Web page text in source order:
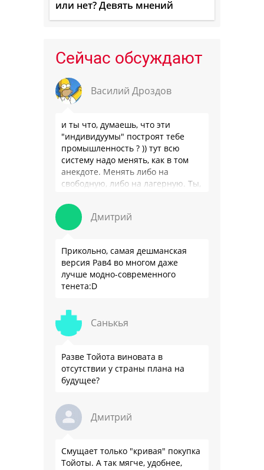
или нет? Девять мнений
Сейчас обсуждают
Василий Дроздов
и ты что, думаешь, что эти
"индивидуумы" построят тебе
промышленность ? )) тут всю
систему надо менять, как в том
анекдоте. Менять либо на
свободную, либо на лагерную. Ты,
Дмитрий
Прикольно, самая дешманская
версия Рав4 во многом даже
лучше модно-современного
тенета:D
Санькья
Разве Тойота виновата в
отсутствии у страны плана на
будущее?
Дмитрий
Смущает только "кривая" покупка
Тойоты. А так мягче, удобнее,